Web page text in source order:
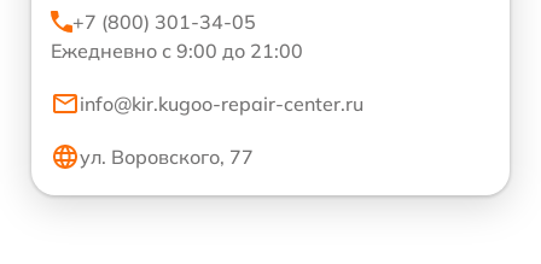
+7 (800) 301-34-05
Ежедневно с 9:00 до 21:00
info@kir.kugoo-repair-center.ru
ул. Воровского, 77